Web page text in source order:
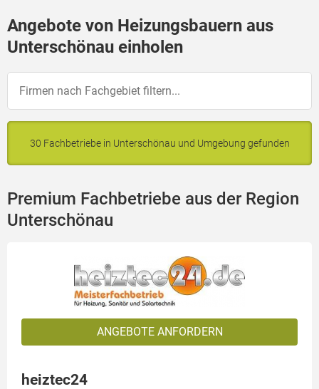
Angebote von Heizungsbauern aus
Unterschönau einholen
30 Fachbetriebe in Unterschönau und Umgebung gefunden
Premium Fachbetriebe aus der Region
Unterschönau
ANGEBOTE ANFORDERN
heiztec24